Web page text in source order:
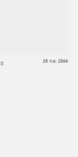
25 ก.ย. 2566